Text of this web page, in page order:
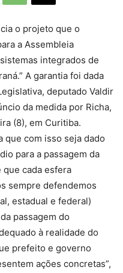
o projeto que o
a Assembleia
integrados de
A garantia foi dada
deputado Valdir
da medida por Richa,
(8), em Curitiba.
que com isso seja dado
para a passagem da
que cada esfera
sempre defendemos
estadual e federal)
passagem do
à realidade do
prefeito e governo
ações concretas”,